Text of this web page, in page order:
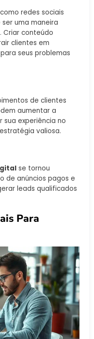
redes sociais
uma maneira
Criar conteúdo
clientes em
seus problemas
de clientes
aumentar a
sua experiência no
valiosa.
se tornou
de anúncios pagos e
leads qualificados
Para